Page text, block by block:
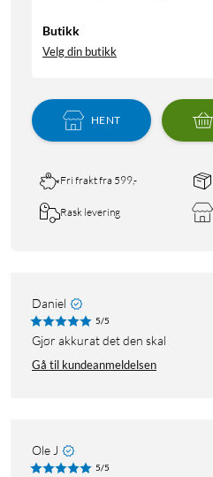
Butikk
Velg din butikk
HENT
Fri frakt fra 599,-
Rask levering
Daniel
5/5
Gjør akkurat det den skal
Gå til kundeanmeldelsen
Ole J
5/5